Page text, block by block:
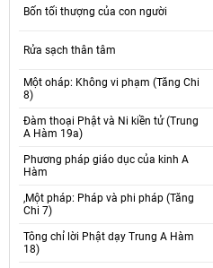
Bốn tối thượng của con người
Rửa sạch thân tâm
Một oháp: Không vi phạm (Tăng Chi
8)
Đàm thoại Phật và Ni kiền tử (Trung
A Hàm 19a)
Phương pháp giáo dục của kinh A
Hàm
,Một pháp: Pháp và phi pháp (Tăng
Chi 7)
Tông chỉ lời Phật dạy Trung A Hàm
18)